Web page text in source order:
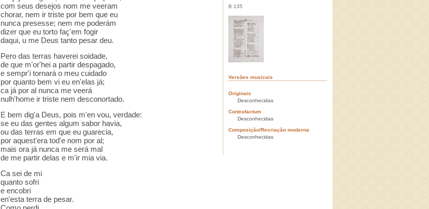
com seus desejos nom me veeram
chorar, nem ir triste por bem que eu
nunca presesse; nem me poderám
dizer que eu torto faç'em fogir
daqui, u me Deus tanto pesar deu.
Pero das terras haverei soidade,
de que m'or'hei a partir despagado,
e sempr'i tornará o meu cuidado
por quanto bem vi eu en'elas já;
ca já por al nunca me veerá
nulh'home ir triste nem desconortado.
E bem dig'a Deus, pois m'en vou, verdade:
se eu das gentes algum sabor havia,
ou das terras em que eu guarecia,
por aquest'era tod'e nom por al;
mais ora já nunca me será mal
de me partir delas e m'ir mia via.
Ca sei de mi
quanto sofri
e encobri
en'esta terra de pesar.
B 135
Versões musicais
Originais
Desconhecidas
Contrafactum
Desconhecidas
Composição/Recriação moderna
Desconhecidas